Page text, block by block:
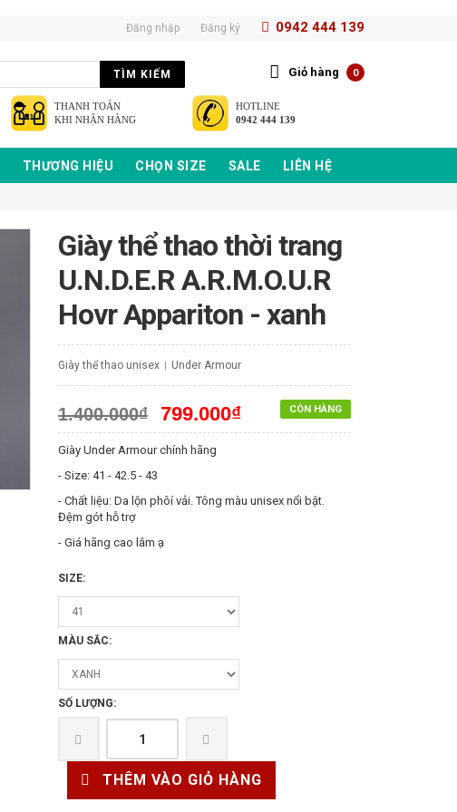
Đăng nhập Đăng ký 0942 444 139
TÌM KIẾM Giỏ hàng 0
THANH TOÁN
KHI NHẬN HÀNG
HOTLINE
0942 444 139
THƯƠNG HIỆU CHỌN SIZE SALE LIÊN HỆ
Giày thể thao thời trang
U.N.D.E.R A.R.M.O.U.R
Hovr Appariton - xanh
Giày thể thao unisex | Under Armour
CÒN HÀNG
1.400.000₫ 799.000₫
Giày Under Armour chính hãng
- Size: 41 - 42.5 - 43
- Chất liệu: Da lộn phôí vải. Tông màu unisex nổi bật.
Đệm gót hỗ trợ
- Giá hãng cao lắm ạ
SIZE:
MÀU SẮC:
SỐ LƯỢNG:
THÊM VÀO GIỎ HÀNG